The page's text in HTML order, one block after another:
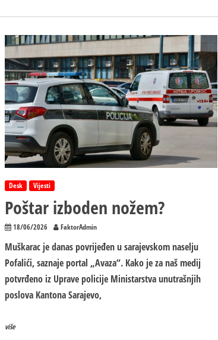
Karleuše
Desk Vijesti
Poštar izboden nožem?
18/06/2026 FaktorAdmin
Muškarac je danas povrijeđen u sarajevskom naselju
Pofalići, saznaje portal „Avaza“. Kako je za naš medij
potvrđeno iz Uprave policije Ministarstva unutrašnjih
poslova Kantona Sarajevo,
više